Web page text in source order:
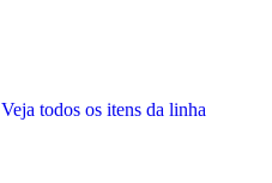
Veja todos os itens da linha